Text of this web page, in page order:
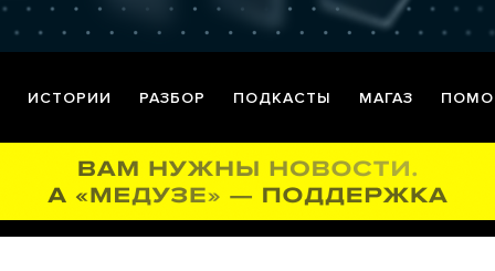
ИСТОРИИ РАЗБОР ПОДКАСТЫ МАГАЗ